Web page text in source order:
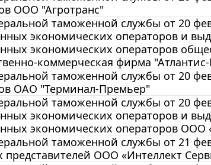
ООО "Агротранс"
таможенной службы от 20
экономических операторов и
экономических операторов
коммерческая фирма
таможенной службы от 20
ОАО "Терминал-Премьер"
таможенной службы от 20
экономических операторов и
экономических операторов ООО
таможенной службы от 21
ООО «Интеллект